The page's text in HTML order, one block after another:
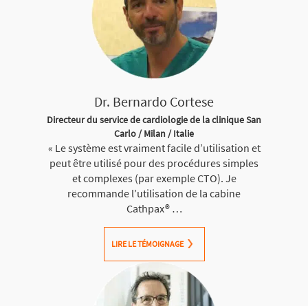
Dr. Bernardo Cortese
Directeur du service de cardiologie de la clinique San
Carlo / Milan / Italie
« Le système est vraiment facile d’utilisation et
peut être utilisé pour des procédures simples
et complexes (par exemple CTO). Je
recommande l’utilisation de la cabine
Cathpax® …
LIRE LE TÉMOIGNAGE